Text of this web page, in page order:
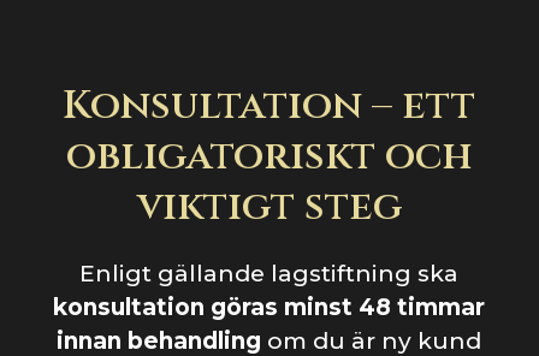
Konsultation – ett
obligatoriskt och
viktigt steg
Enligt gällande lagstiftning ska
konsultation göras minst 48 timmar
innan behandling om du är ny kund